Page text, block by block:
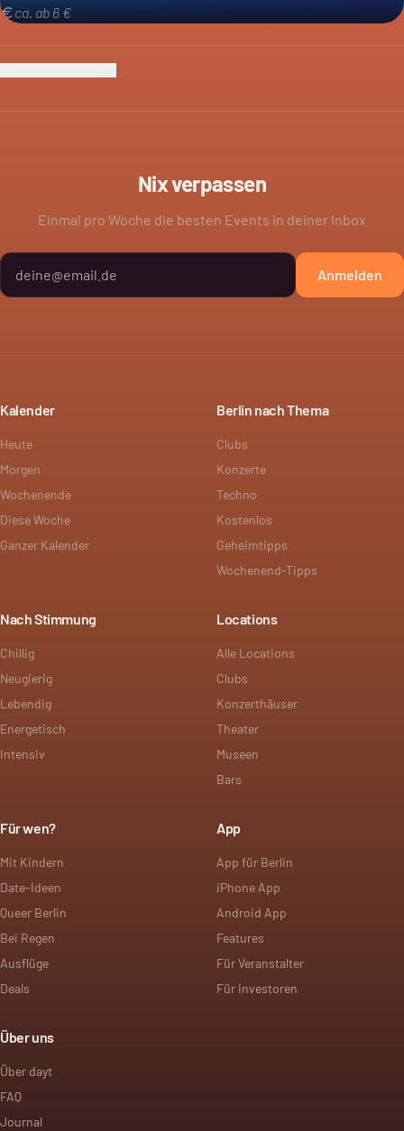
ca. ab 6 €
Nix verpassen
Einmal pro Woche die besten Events in deiner Inbox
Anmelden
Kalender
Heute
Morgen
Wochenende
Diese Woche
Ganzer Kalender
Berlin nach Thema
Clubs
Konzerte
Techno
Kostenlos
Geheimtipps
Wochenend-Tipps
Nach Stimmung
Chillig
Neugierig
Lebendig
Energetisch
Intensiv
Locations
Alle Locations
Clubs
Konzerthäuser
Theater
Museen
Bars
Für wen?
Mit Kindern
Date-Ideen
Queer Berlin
Bei Regen
Ausflüge
Deals
App
App für Berlin
iPhone App
Android App
Features
Für Veranstalter
Für Investoren
Über uns
Über dayt
FAQ
Journal